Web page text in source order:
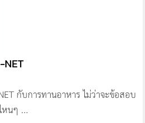
กับการทานอาหาร ไม่ว่าจะข้อสอบ
นๆ ...